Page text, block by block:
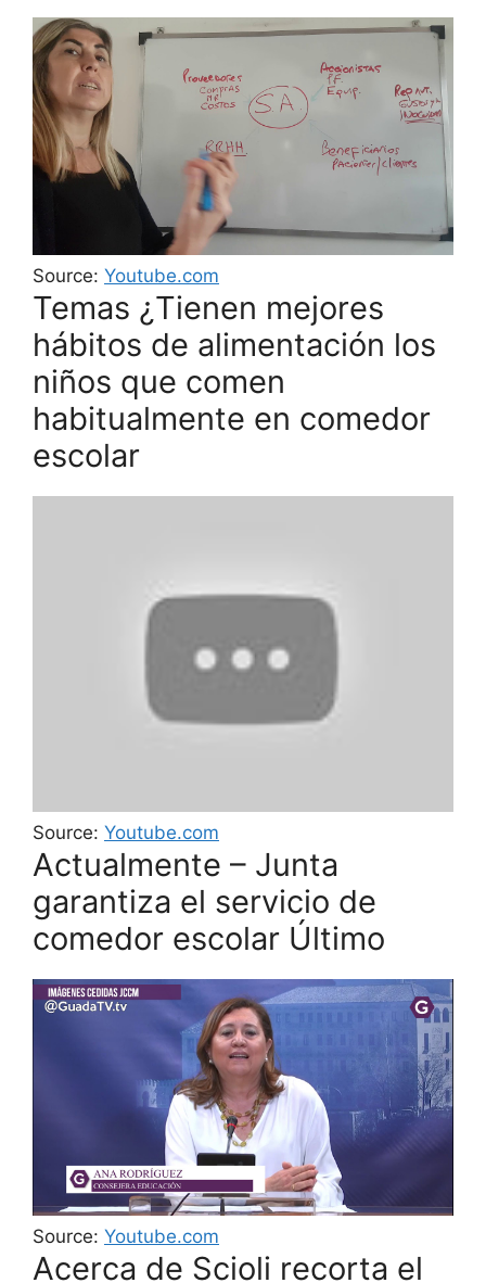
Source: Youtube.com
Temas ¿Tienen mejores
hábitos de alimentación los
niños que comen
habitualmente en comedor
escolar
Source: Youtube.com
Actualmente – Junta
garantiza el servicio de
comedor escolar Último
Source: Youtube.com
Acerca de Scioli recorta el